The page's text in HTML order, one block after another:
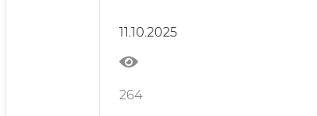
11.10.2025
264